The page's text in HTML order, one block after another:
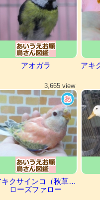
アオガラ
3,665 view
アキクサインコ（秋草インコ）
ローズファロー